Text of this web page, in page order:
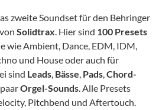
zweite Soundset für den Behringer
Solidtrax. Hier sind 100 Presets
wie Ambient, Dance, EDM, IDM,
und House oder auch für
sind Leads, Bässe, Pads,Chord-
Orgel-Sounds. Alle Presets
Pitchbend und Aftertouch.